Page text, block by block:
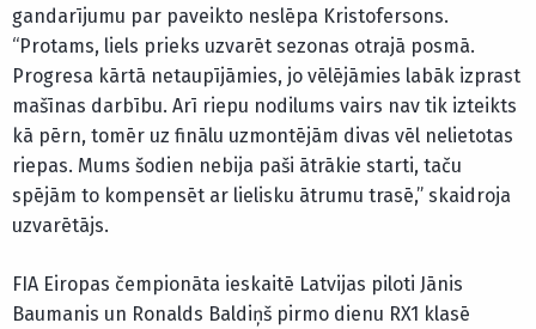
gandarījumu par paveikto neslēpa Kristofersons.
“Protams, liels prieks uzvarēt sezonas otrajā posmā.
Progresa kārtā netaupījāmies, jo vēlējāmies labāk izprast
mašīnas darbību. Arī riepu nodilums vairs nav tik izteikts
kā pērn, tomēr uz finālu uzmontējām divas vēl nelietotas
riepas. Mums šodien nebija paši ātrākie starti, taču
spējām to kompensēt ar lielisku ātrumu trasē,” skaidroja
uzvarētājs.
FIA Eiropas čempionāta ieskaitē Latvijas piloti Jānis
Baumanis un Ronalds Baldiņš pirmo dienu RX1 klasē